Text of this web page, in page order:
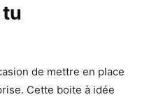
de mettre en place
Cette boite à idée